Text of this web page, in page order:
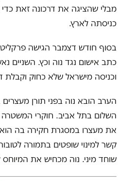
מבלי שהציגה את דרכונה זאת
כניסתה לארץ.
בסוף חודש דצמבר הגישה
כתב אישום נגד נוה וכץ. השניים
וכניסה מישראל שלא כחוק
הערב הובא נוה בפני תורן
השלום בתל אביב. חוקרי המשטרה
את מעצרו במסגרת חקירה בה
קשר למינוי שופטים בתמורה
שוחד מיני. נוה מכחיש את המיוחס